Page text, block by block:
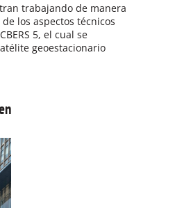
trabajando de manera
los aspectos técnicos
5, el cual se
geoestacionario